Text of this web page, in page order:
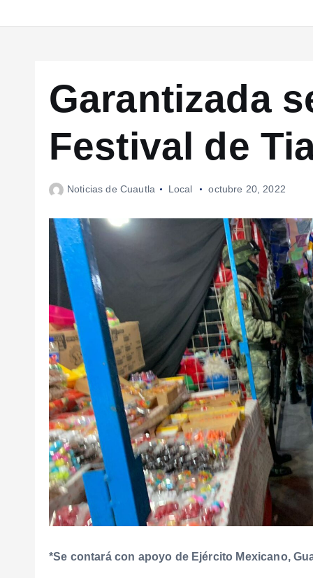
Garantizada
Festival de
Noticias de Cuautla Local octubre 20, 2022
*Se contará con apoyo de Ejército Mexicano,